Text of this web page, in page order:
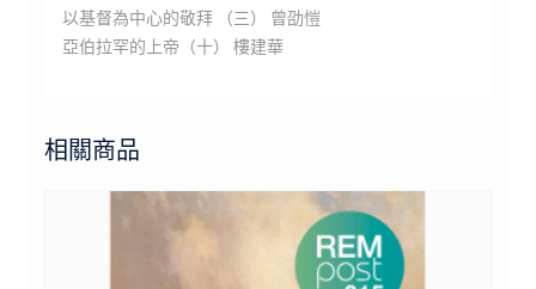
以基督為中心的敬拜 （三） 曾劭愷
亞伯拉罕的上帝（十） 樓建華
相關商品